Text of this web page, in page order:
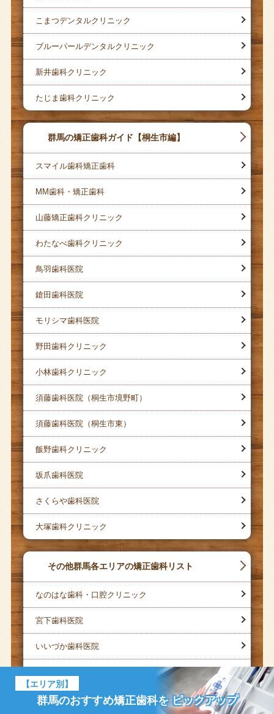
【エリア別】
群馬のおすすめ矯正歯科を ピックアップ
こまつデンタルクリニック
ブルーパールデンタルクリニック
新井歯科クリニック
たじま歯科クリニック
群馬の矯正歯科ガイド【桐生市編】
スマイル歯科矯正歯科
MM歯科・矯正歯科
山藤矯正歯科クリニック
わたなべ歯科クリニック
鳥羽歯科医院
鎗田歯科医院
モリシマ歯科医院
野田歯科クリニック
小林歯科クリニック
須藤歯科医院（桐生市境野町）
須藤歯科医院（桐生市東）
飯野歯科クリニック
坂爪歯科医院
さくらや歯科医院
大塚歯科クリニック
その他群馬各エリアの矯正歯科リスト
なのはな歯科・口腔クリニック
宮下歯科医院
いいづか歯科医院
薄根歯科医院